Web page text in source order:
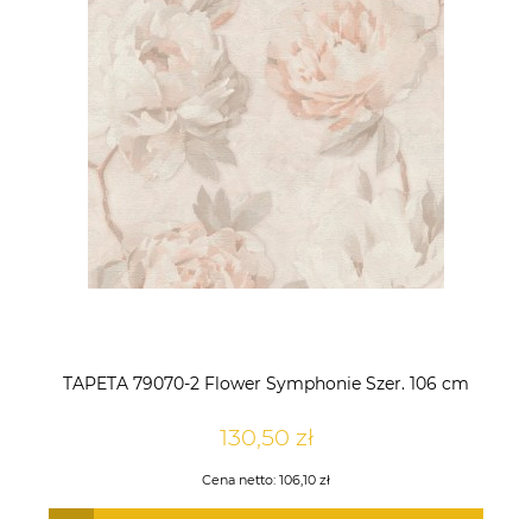
TAPETA 79070-2 Flower Symphonie Szer. 106 cm
130,50 zł
Cena netto: 106,10 zł